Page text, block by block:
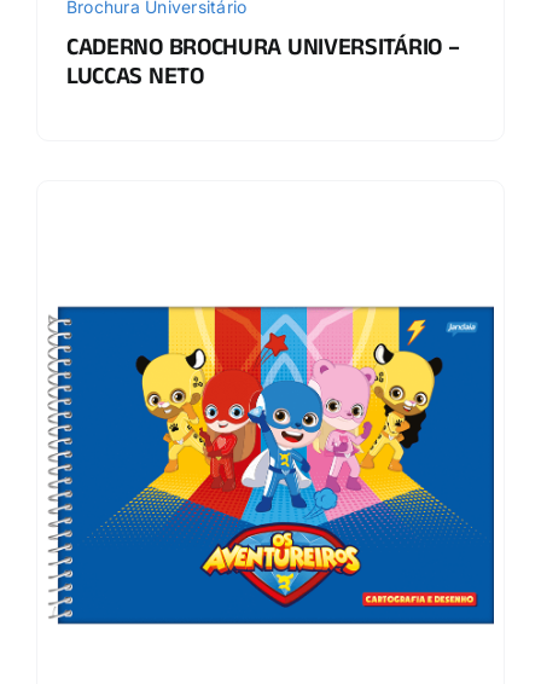
Brochura Universitário
CADERNO BROCHURA UNIVERSITÁRIO –
LUCCAS NETO